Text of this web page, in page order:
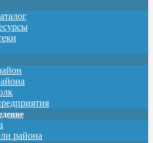
района